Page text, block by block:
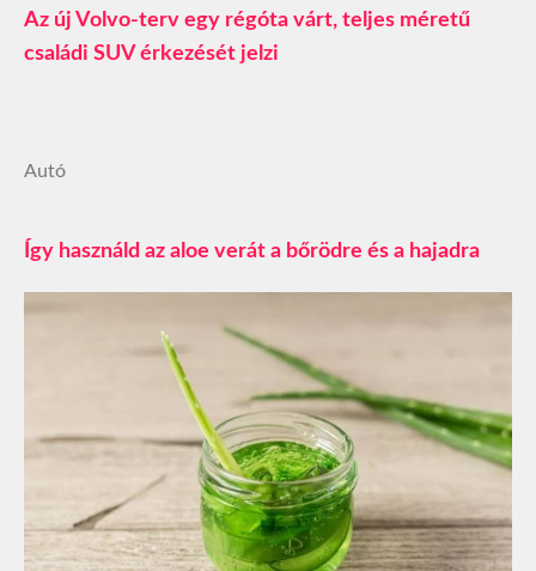
Az új Volvo-terv egy régóta várt, teljes méretű
családi SUV érkezését jelzi
Autó
Így használd az aloe verát a bőrödre és a hajadra